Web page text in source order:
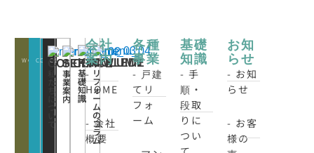
WORKSCONATCT
CLOSE
CONCEPT
私
た
ち
に
つ
い
て
SERVICE
事
業
案
内
KNOWLEDE
基
礎
知
識
COLUMN
リ
フ
ォ
ー
ム
の
コ
ラ
ム
会社
案内
-
HOME
- 会社
概要
各種
事業
- 戸建
てリ
フォ
ーム
基礎
知識
- 手
順・
段取
りに
つい
お知
らせ
- お知
らせ
- お客
様の